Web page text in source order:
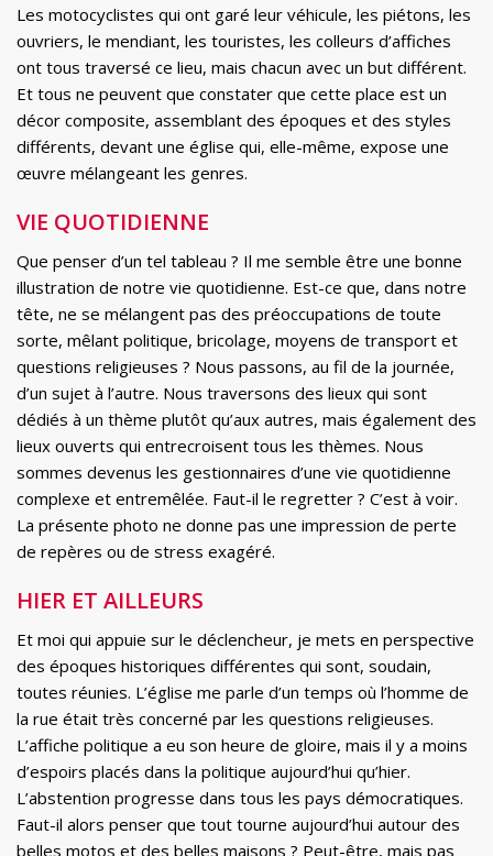
Les motocyclistes qui ont garé leur véhicule, les piétons, les
ouvriers, le mendiant, les touristes, les colleurs d’affiches
ont tous traversé ce lieu, mais chacun avec un but différent.
Et tous ne peuvent que constater que cette place est un
décor composite, assemblant des époques et des styles
différents, devant une église qui, elle-même, expose une
œuvre mélangeant les genres.
VIE QUOTIDIENNE
Que penser d’un tel tableau ? Il me semble être une bonne
illustration de notre vie quotidienne. Est-ce que, dans notre
tête, ne se mélangent pas des préoccupations de toute
sorte, mêlant politique, bricolage, moyens de transport et
questions religieuses ? Nous passons, au fil de la journée,
d’un sujet à l’autre. Nous traversons des lieux qui sont
dédiés à un thème plutôt qu’aux autres, mais également des
lieux ouverts qui entrecroisent tous les thèmes. Nous
sommes devenus les gestionnaires d’une vie quotidienne
complexe et entremêlée. Faut-il le regretter ? C’est à voir.
La présente photo ne donne pas une impression de perte
de repères ou de stress exagéré.
HIER ET AILLEURS
Et moi qui appuie sur le déclencheur, je mets en perspective
des époques historiques différentes qui sont, soudain,
toutes réunies. L’église me parle d’un temps où l’homme de
la rue était très concerné par les questions religieuses.
L’affiche politique a eu son heure de gloire, mais il y a moins
d’espoirs placés dans la politique aujourd’hui qu’hier.
L’abstention progresse dans tous les pays démocratiques.
Faut-il alors penser que tout tourne aujourd’hui autour des
belles motos et des belles maisons ? Peut-être, mais pas